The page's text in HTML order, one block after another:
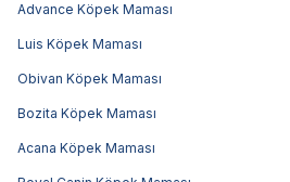
Advance Köpek Maması
Luis Köpek Maması
Obivan Köpek Maması
Bozita Köpek Maması
Acana Köpek Maması